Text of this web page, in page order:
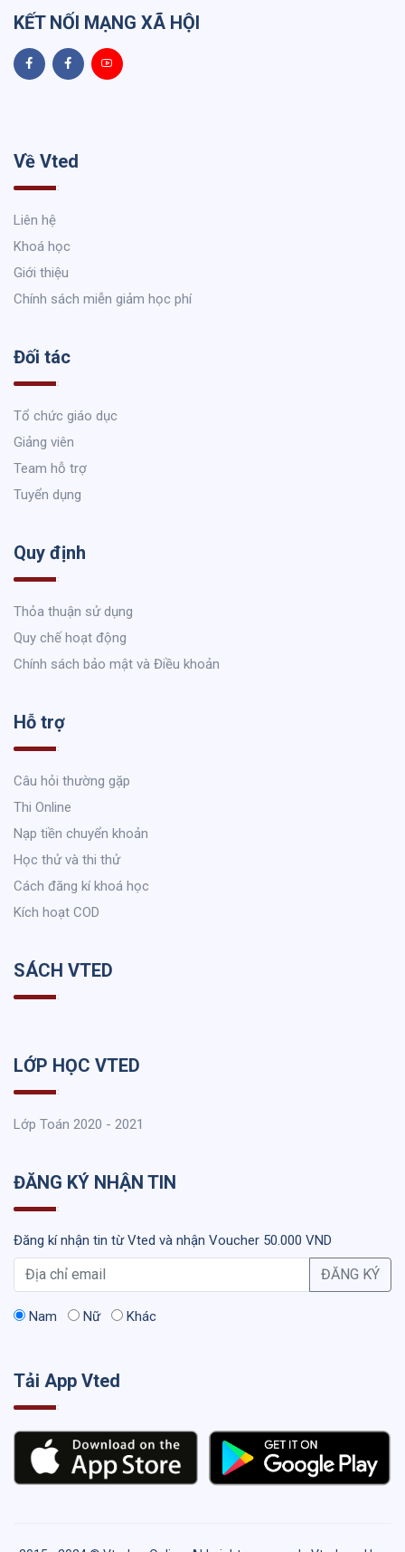
KẾT NỐI MẠNG XÃ HỘI
Về Vted
Liên hệ
Khoá học
Giới thiệu
Chính sách miễn giảm học phí
Đối tác
Tổ chức giáo dục
Giảng viên
Team hỗ trợ
Tuyển dụng
Quy định
Thỏa thuận sử dụng
Quy chế hoạt động
Chính sách bảo mật và Điều khoản
Hỗ trợ
Câu hỏi thường gặp
Thi Online
Nạp tiền chuyển khoản
Học thử và thi thử
Cách đăng kí khoá học
Kích hoạt COD
SÁCH VTED
LỚP HỌC VTED
Lớp Toán 2020 - 2021
ĐĂNG KÝ NHẬN TIN
Đăng kí nhận tin từ Vted và nhận Voucher 50.000 VND
ĐĂNG KÝ
Nam Nữ Khác
Tải App Vted